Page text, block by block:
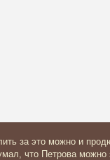
за это можно и
что Петрова можно